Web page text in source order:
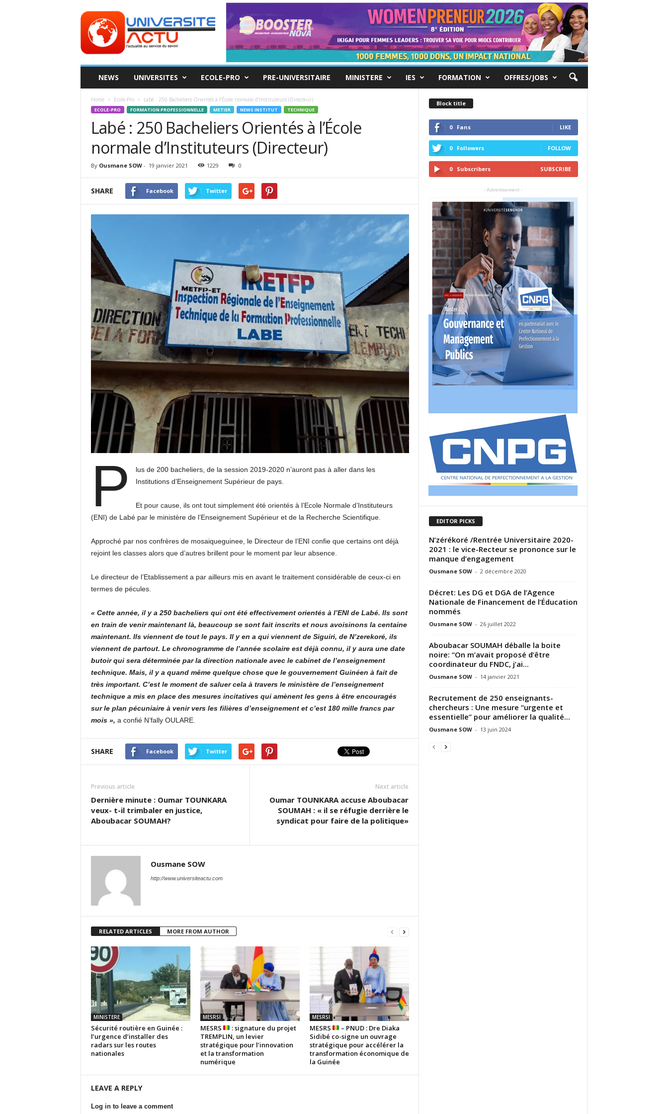
ACTU
NEWS UNIVERSITES ECOLE-PRO PRE-UNIVERSITAIRE MINISTERE IES FORMATION OFFRES/JOBS
Home Ecole-Pro Labé : 250 Bacheliers Orientés à l’École normale d’Instituteurs (Directeur)
ECOLE-PRO FORMATION PROFESSIONNELLE METIER NEWS INSTITUT TECHNIQUE
Labé : 250 Bacheliers Orientés à l’École
normale d’Instituteurs (Directeur)
By Ousmane SOW- 19 janvier 2021 1229 0
SHARE Facebook Twitter
P
lus de 200 bacheliers, de la session 2019-2020 n’auront pas à aller dans les
Institutions d’Enseignement Supérieur de pays.
Et pour cause, ils ont tout simplement été orientés à l’Ecole Normale d’Instituteurs
(ENI) de Labé par le ministère de l’Enseignement Supérieur et de la Recherche Scientifique.
Approché par nos confrères de mosaiqueguinee, le Directeur de l’ENI confie que certains ont déjà
rejoint les classes alors que d’autres brillent pour le moment par leur absence.
Le directeur de l’Etablissement a par ailleurs mis en avant le traitement considérable de ceux-ci en
termes de pécules.
« Cette année, il y a 250 bacheliers qui ont été effectivement orientés à l’ENI de Labé. Ils sont
en train de venir maintenant là, beaucoup se sont fait inscrits et nous avoisinons la centaine
maintenant. Ils viennent de tout le pays. Il y en a qui viennent de Siguiri, de N’zerekoré, ils
viennent de partout. Le chronogramme de l’année scolaire est déjà connu, il y aura une date
butoir qui sera déterminée par la direction nationale avec le cabinet de l’enseignement
technique. Mais, il y a quand même quelque chose que le gouvernement Guinéen à fait de
très important. C’est le moment de saluer cela à travers le ministère de l’enseignement
technique a mis en place des mesures incitatives qui amènent les gens à être encouragés
sur le plan pécuniaire à venir vers les filières d’enseignement et c’est 180 mille francs par
mois », a confié N’fally OULARE.
SHARE Facebook Twitter
Previous article
Dernière minute : Oumar TOUNKARA
veux- t-il trimbaler en justice,
Aboubacar SOUMAH?
Next article
Oumar TOUNKARA accuse Aboubacar
SOUMAH : « il se réfugie derrière le
syndicat pour faire de la politique»
Ousmane SOW
http://www.universiteactu.com
RELATED ARTICLES MORE FROM AUTHOR
MINISTERE
Sécurité routière en Guinée :
l’urgence d’installer des
radars sur les routes
nationales
MESRSI
MESRS
: signature du projet
TREMPLIN, un levier
stratégique pour l’innovation
et la transformation
numérique
MESRSI
MESRS
– PNUD : Dre Diaka
Sidibé co-signe un ouvrage
stratégique pour accélérer la
transformation économique de
la Guinée
LEAVE A REPLY
Log in to leave a comment
Block title
0 Fans LIKE
0 Followers FOLLOW
0 Subscribers SUBSCRIBE
- Advertisement -
EDITOR PICKS
N’zérékoré /Rentrée Universitaire 2020-
2021 : le vice-Recteur se prononce sur le
manque d’engagement
Ousmane SOW - 2 décembre 2020
Décret: Les DG et DGA de l’Agence
Nationale de Financement de l’Éducation
nommés
Ousmane SOW - 26 juillet 2022
Aboubacar SOUMAH déballe la boite
noire: “On m’avait proposé d’être
coordinateur du FNDC, j’ai...
Ousmane SOW - 14 janvier 2021
Recrutement de 250 enseignants-
chercheurs : Une mesure “urgente et
essentielle” pour améliorer la qualité...
Ousmane SOW - 13 juin 2024